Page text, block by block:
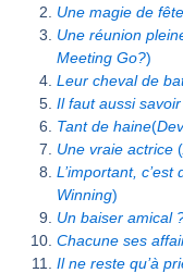
Une magie de
Une réunion
Meeting Go?)
Leur cheval de
Il faut aussi savoir
Tant de haine(
Une vraie actrice (
L’important, c’est
Winning)
Un baiser amical
Chacune ses
Il ne reste qu’à